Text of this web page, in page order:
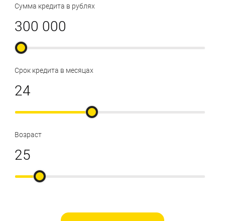
Сумма кредита в рублях
Срок кредита в месяцах
Возраст